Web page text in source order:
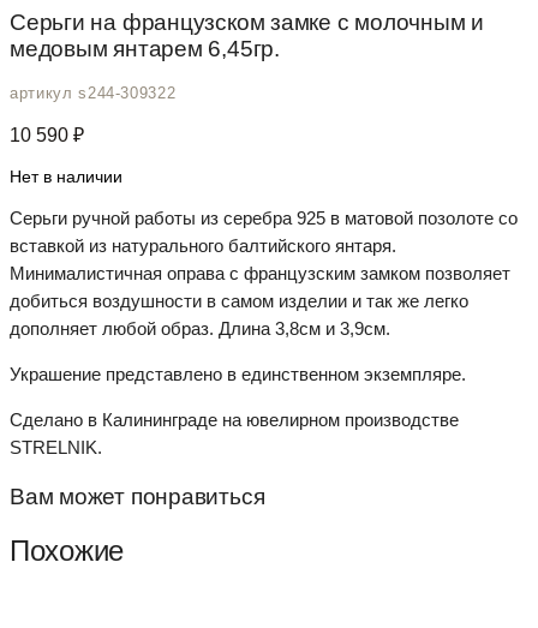
Серьги на французском замке с молочным и
медовым янтарем 6,45гр.
артикул s244-309322
10 590 ₽
Нет в наличии
Серьги ручной работы из серебра 925 в матовой позолоте со
вставкой из натурального балтийского янтаря.
Минималистичная оправа с французским замком позволяет
добиться воздушности в самом изделии и так же легко
дополняет любой образ. Длина 3,8см и 3,9см.
Украшение представлено в единственном экземпляре.
Сделано в Калининграде на ювелирном производстве
STRELNIK.
Вам может понравиться
Похожие